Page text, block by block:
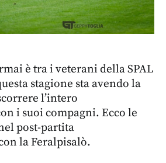
è tra i veterani della SPAL
stagione sta avendo la
l’intero
i suoi compagni. Ecco le
post-partita
la Feralpisalò.